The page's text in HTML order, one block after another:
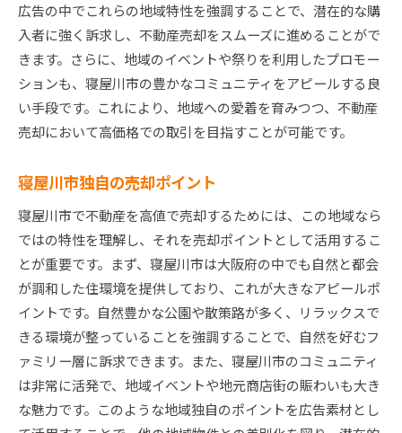
広告の中でこれらの地域特性を強調することで、潜在的な購
入者に強く訴求し、不動産売却をスムーズに進めることがで
きます。さらに、地域のイベントや祭りを利用したプロモー
ションも、寝屋川市の豊かなコミュニティをアピールする良
い手段です。これにより、地域への愛着を育みつつ、不動産
売却において高価格での取引を目指すことが可能です。
寝屋川市独自の売却ポイント
寝屋川市で不動産を高値で売却するためには、この地域なら
ではの特性を理解し、それを売却ポイントとして活用するこ
とが重要です。まず、寝屋川市は大阪府の中でも自然と都会
が調和した住環境を提供しており、これが大きなアピールポ
イントです。自然豊かな公園や散策路が多く、リラックスで
きる環境が整っていることを強調することで、自然を好むフ
ァミリー層に訴求できます。また、寝屋川市のコミュニティ
は非常に活発で、地域イベントや地元商店街の賑わいも大き
な魅力です。このような地域独自のポイントを広告素材とし